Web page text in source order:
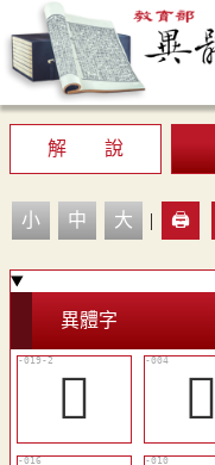
最新消息
顯示模式
解 說
小 中 大 | 🖨️
異體字
󳄥 󱎄